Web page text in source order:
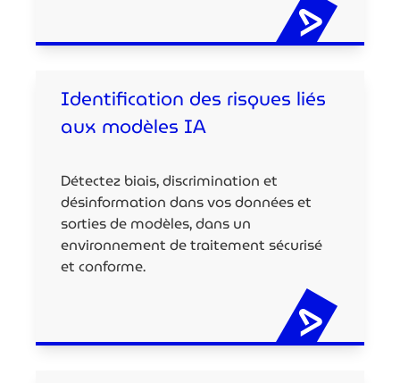
Identification des risques liés
aux modèles IA
Détectez biais, discrimination et
désinformation dans vos données et
sorties de modèles, dans un
environnement de traitement sécurisé
et conforme.